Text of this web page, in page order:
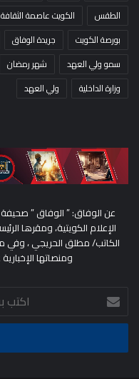
الطقس
الكويت عاصمة الثقافة
بورصة الكويت
جريدة الوفاق
سمو ولي العهد
شهر رمضان
وزارة الداخلية
ولي العهد
عن الوفاق: ” الوفاق ”
الإعلام الكويتية، ومقرها
ومنصاتها
اكتب
بريدك
الالكتروني